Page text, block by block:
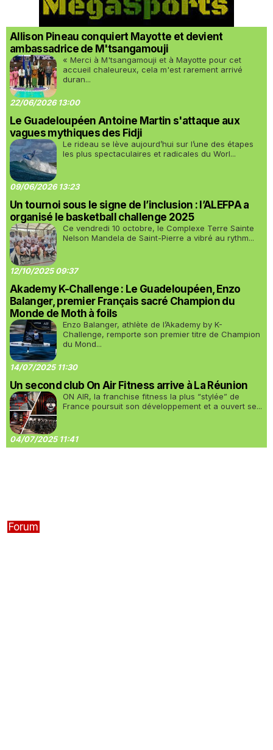
Allison Pineau conquiert Mayotte et devient
ambassadrice de M'tsangamouji
« Merci à M'tsangamouji et à Mayotte pour cet
accueil chaleureux, cela m'est rarement arrivé
duran...
22/06/2026 13:00
Le Guadeloupéen Antoine Martin s'attaque aux
vagues mythiques des Fidji
Le rideau se lève aujourd’hui sur l’une des étapes
les plus spectaculaires et radicales du Worl...
09/06/2026 13:23
Un tournoi sous le signe de l’inclusion : l’ALEFPA a
organisé le basketball challenge 2025
Ce vendredi 10 octobre, le Complexe Terre Sainte
Nelson Mandela de Saint-Pierre a vibré au rythm...
12/10/2025 09:37
Akademy K-Challenge : Le Guadeloupéen, Enzo
Balanger, premier Français sacré Champion du
Monde de Moth à foils
Enzo Balanger, athlète de l’Akademy by K-
Challenge, remporte son premier titre de Champion
du Mond...
14/07/2025 11:30
Un second club On Air Fitness arrive à La Réunion
ON AIR, la franchise fitness la plus “stylée” de
France poursuit son développement et a ouvert se...
04/07/2025 11:41
Forum